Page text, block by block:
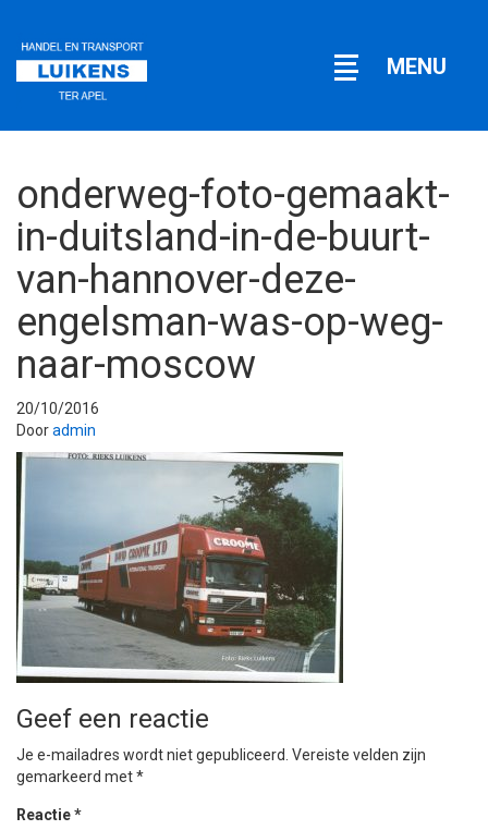
Open
MENU
onderweg-foto-gemaakt-
in-duitsland-in-de-buurt-
van-hannover-deze-
engelsman-was-op-weg-
naar-moscow
20/10/2016
Dooradmin
Geef een reactie
Je e-mailadres wordt niet gepubliceerd. Vereiste velden zijn
gemarkeerd met*
Reactie*